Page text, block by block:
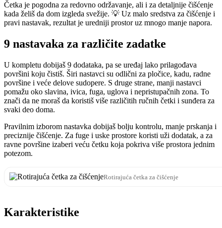
Četka je pogodna za redovno održavanje, ali i za detaljnije čišćenje
kada želiš da dom izgleda svežije. 💡 Uz malo sredstva za čišćenje i
pravi nastavak, rezultat je uredniji prostor uz mnogo manje napora.
9 nastavaka za različite zadatke
U kompletu dobijaš 9 dodataka, pa se uređaj lako prilagođava
površini koju čistiš. Širi nastavci su odlični za pločice, kadu, radne
površine i veće delove sudopere. S druge strane, manji nastavci
pomažu oko slavina, ivica, fuga, uglova i nepristupačnih zona. To
znači da ne moraš da koristiš više različitih ručnih četki i sunđera za
svaki deo doma.
Pravilnim izborom nastavka dobijaš bolju kontrolu, manje prskanja i
preciznije čišćenje. Za fuge i uske prostore koristi uži dodatak, a za
ravne površine izaberi veću četku koja pokriva više prostora jednim
potezom.
Rotirajuća četka za čišćenje
Karakteristike